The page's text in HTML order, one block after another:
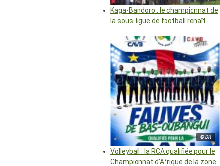
Kaga-Bandoro : le championnat de
la sous-ligue de football renaît
© DR
Volleyball : la RCA qualifiée pour le
Championnat d’Afrique de la zone